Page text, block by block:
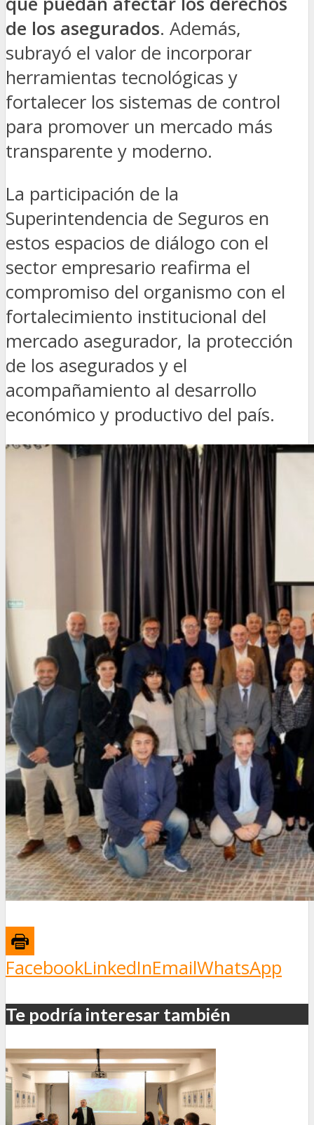
de los asegurados. Además,
subrayó el valor de incorporar
herramientas tecnológicas y
fortalecer los sistemas de control
para promover un mercado más
transparente y moderno.
La participación de la
Superintendencia de Seguros en
estos espacios de diálogo con el
sector empresario reafirma el
compromiso del organismo con el
fortalecimiento institucional del
mercado asegurador, la protección
de los asegurados y el
acompañamiento al desarrollo
económico y productivo del país.
FacebookLinkedInEmailWhatsApp
Te podría interesar también